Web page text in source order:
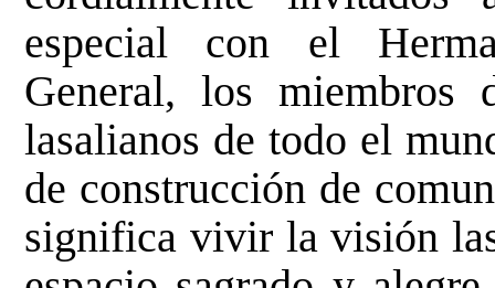
especial con el
General, los miembros
lasalianos de todo el
de construcción de
significa vivir la visión